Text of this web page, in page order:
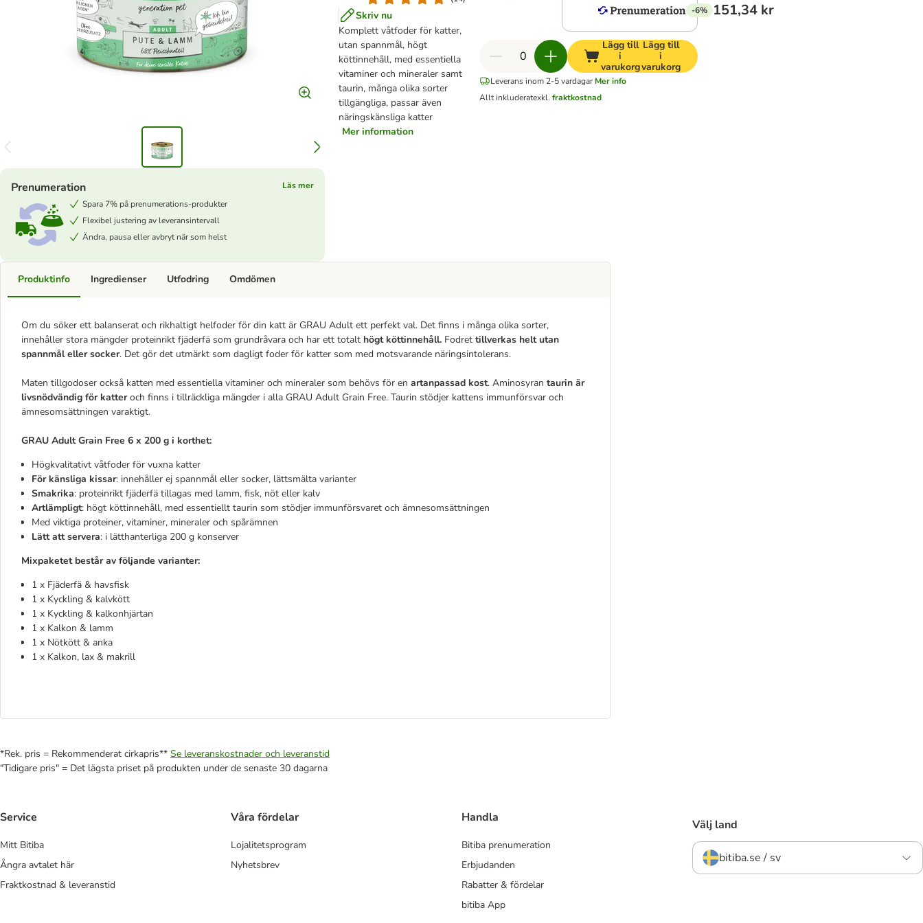
Skriv nu
Komplett våtfoder för katter,
utan spannmål, högt
köttinnehåll, med essentiella
vitaminer och mineraler samt
taurin, många olika sorter
tillgängliga, passar även
näringskänsliga katter
Mer information
Prenumeration
Läs mer
Spara 7% på prenumerations-produkter
Flexibel justering av leveransintervall
Ändra, pausa eller avbryt när som helst
-6% 151,34 kr
Lägg till
i
varukorg
Lägg till
i
varukorg
Leverans inom 2-5 vardagar Mer info
Allt inkluderatexkl. fraktkostnad
Produktinfo
Om du söker ett balanserat och rikhaltigt helfoder för din katt är GRAU Adult ett perfekt val. Det finns i många olika sorter,
innehåller stora mängder proteinrikt fjäderfä som grundråvara och har ett totalt högt köttinnehåll. Fodret tillverkas helt utan
spannmål eller socker. Det gör det utmärkt som dagligt foder för katter som med motsvarande näringsintolerans.
Maten tillgodoser också katten med essentiella vitaminer och mineraler som behövs för en artanpassad kost. Aminosyran taurin är
livsnödvändig för katteroch finns i tillräckliga mängder i alla GRAU Adult Grain Free. Taurin stödjer kattens immunförsvar och
ämnesomsättningen varaktigt.
GRAU Adult Grain Free 6 x 200 g i korthet:
Högkvalitativt våtfoder för vuxna katter
För känsliga kissar: innehåller ej spannmål eller socker, lättsmälta varianter
Smakrika: proteinrikt fjäderfä tillagas med lamm, fisk, nöt eller kalv
Artlämpligt: högt köttinnehåll, med essentiellt taurin som stödjer immunförsvaret och ämnesomsättningen
Med viktiga proteiner, vitaminer, mineraler och spårämnen
Lätt att servera: i lätthanterliga 200 g konserver
Mixpaketet består av följande varianter:
1 x Fjäderfä & havsfisk
1 x Kyckling & kalvkött
1 x Kyckling & kalkonhjärtan
1 x Kalkon & lamm
1 x Nötkött & anka
1 x Kalkon, lax & makrill
Ingredienser Utfodring Omdömen
*Rek. pris = Rekommenderat cirkapris** Se leveranskostnader och leveranstid
"Tidigare pris" = Det lägsta priset på produkten under de senaste 30 dagarna
Service
Mitt Bitiba
Ångra avtalet här
Fraktkostnad & leveranstid
Våra fördelar
Lojalitetsprogram
Nyhetsbrev
Handla
Bitiba prenumeration
Erbjudanden
Rabatter & fördelar
bitiba App
Välj land
bitiba.se / sv